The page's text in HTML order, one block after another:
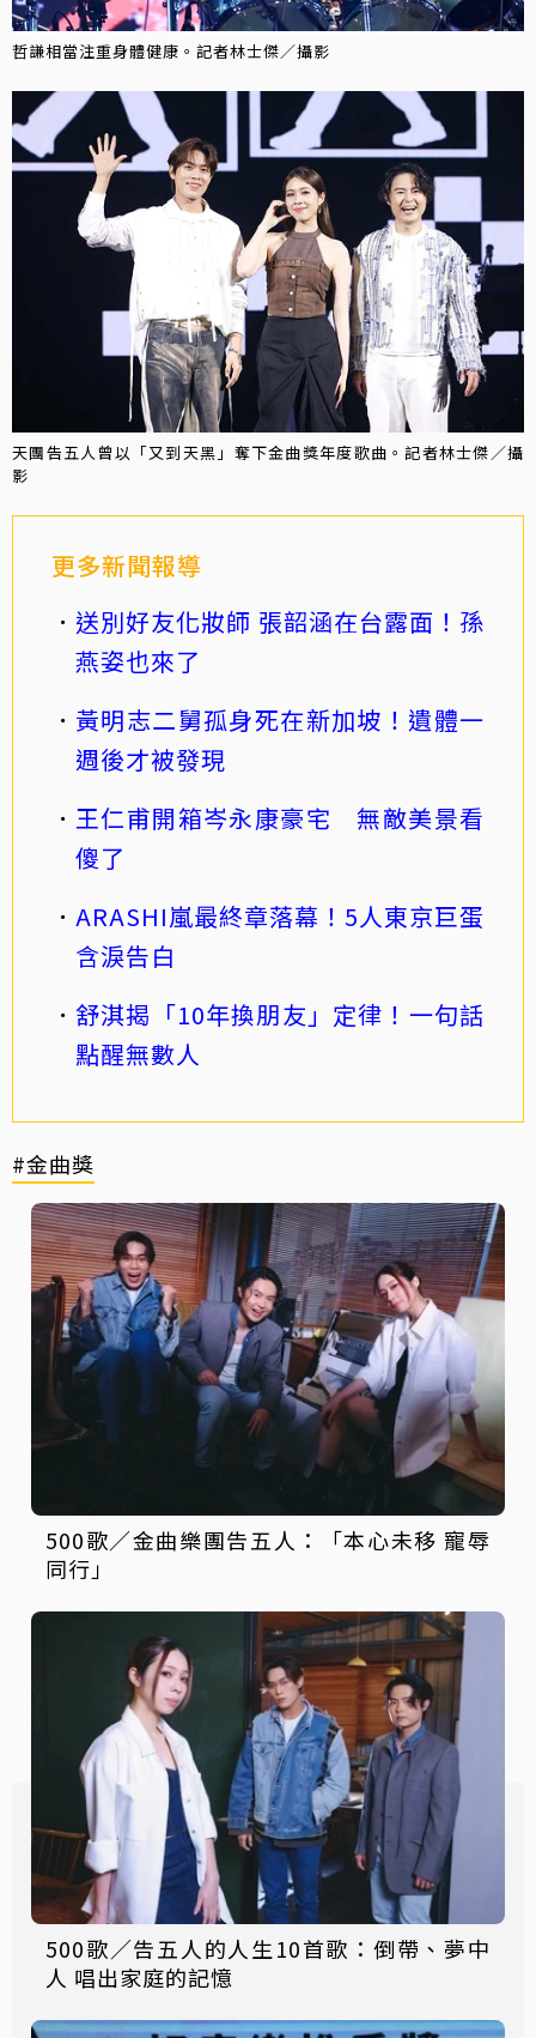
哲謙相當注重身體健康。記者林士傑／攝影
天團告五人曾以「又到天黑」奪下金曲獎年度歌曲。記者林士傑／攝
影
更多新聞報導
送別好友化妝師 張韶涵在台露面！孫
燕姿也來了
黃明志二舅孤身死在新加坡！遺體一
週後才被發現
王仁甫開箱岑永康豪宅 無敵美景看
傻了
ARASHI嵐最終章落幕！5人東京巨蛋
含淚告白
舒淇揭「10年換朋友」定律！一句話
點醒無數人
#金曲獎
500歌／金曲樂團告五人：「本心未移 寵辱
同行」
500歌／告五人的人生10首歌：倒帶、夢中
人 唱出家庭的記憶